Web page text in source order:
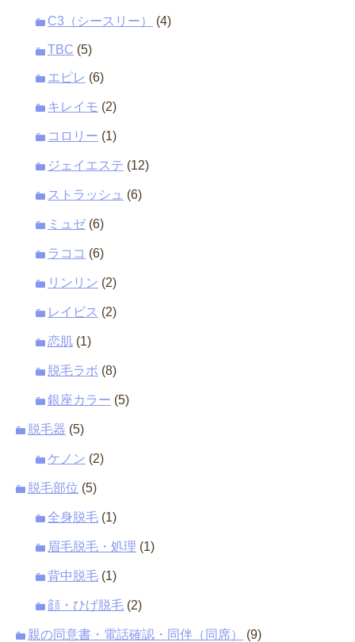
C3（シースリー） (4)
TBC (5)
エピレ (6)
キレイモ (2)
コロリー (1)
ジェイエステ (12)
ストラッシュ (6)
ミュゼ (6)
ラココ (6)
リンリン (2)
レイビス (2)
恋肌 (1)
脱毛ラボ (8)
銀座カラー (5)
脱毛器 (5)
ケノン (2)
脱毛部位 (5)
全身脱毛 (1)
眉毛脱毛・処理 (1)
背中脱毛 (1)
顔・ひげ脱毛 (2)
親の同意書・電話確認・同伴（同席） (9)